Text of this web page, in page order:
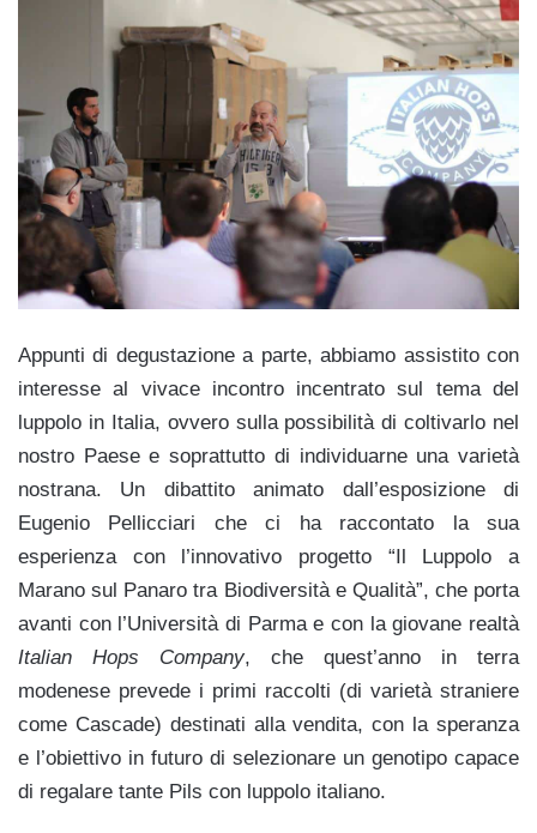
Appunti di degustazione a parte, abbiamo assistito con
interesse al vivace incontro incentrato sul tema del
luppolo in Italia, ovvero sulla possibilità di coltivarlo nel
nostro Paese e soprattutto di individuarne una varietà
nostrana. Un dibattito animato dall’esposizione di
Eugenio Pellicciari che ci ha raccontato la sua
esperienza con l’innovativo progetto “Il Luppolo a
Marano sul Panaro tra Biodiversità e Qualità”, che porta
avanti con l’Università di Parma e con la giovane realtà
Italian Hops Company, che quest’anno in terra
modenese prevede i primi raccolti (di varietà straniere
come Cascade) destinati alla vendita, con la speranza
e l’obiettivo in futuro di selezionare un genotipo capace
di regalare tante Pils con luppolo italiano.